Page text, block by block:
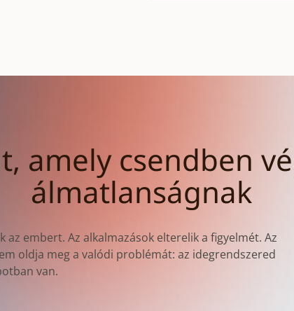
amely csendben
álmatlanságnak
embert. Az alkalmazások elterelik a figyelmét. Az
oldja meg a valódi problémát: az idegrendszered
van.